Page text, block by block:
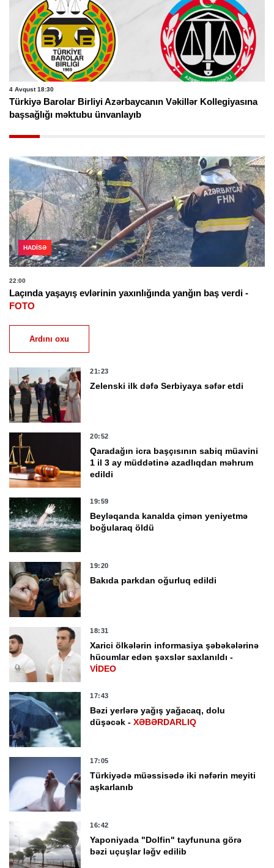
4 Avqust 18:30
Türkiyə Barolar Birliyi Azərbaycanın Vəkillər Kollegiyasına
başsağlığı məktubu ünvanlayıb
HADISƏ
22:00
Laçında yaşayış evlərinin yaxınlığında yanğın baş verdi -
FOTO
Ardını oxu
21:23
Zelenski ilk dəfə Serbiyaya səfər etdi
20:52
Qaradağın icra başçısının sabiq müavini
1 il 3 ay müddətinə azadlıqdan məhrum
edildi
19:59
Beyləqanda kanalda çimən yeniyetmə
boğularaq öldü
19:20
Bakıda parkdan oğurluq edildi
18:31
Xarici ölkələrin informasiya şəbəkələrinə
hücumlar edən şəxslər saxlanıldı -
VİDEO
17:43
Bəzi yerlərə yağış yağacaq, dolu
düşəcək -XƏBƏRDARLIQ
17:05
Türkiyədə müəssisədə iki nəfərin meyiti
aşkarlanıb
16:42
Yaponiyada "Dolfin" tayfununa görə
bəzi uçuşlar ləğv edilib